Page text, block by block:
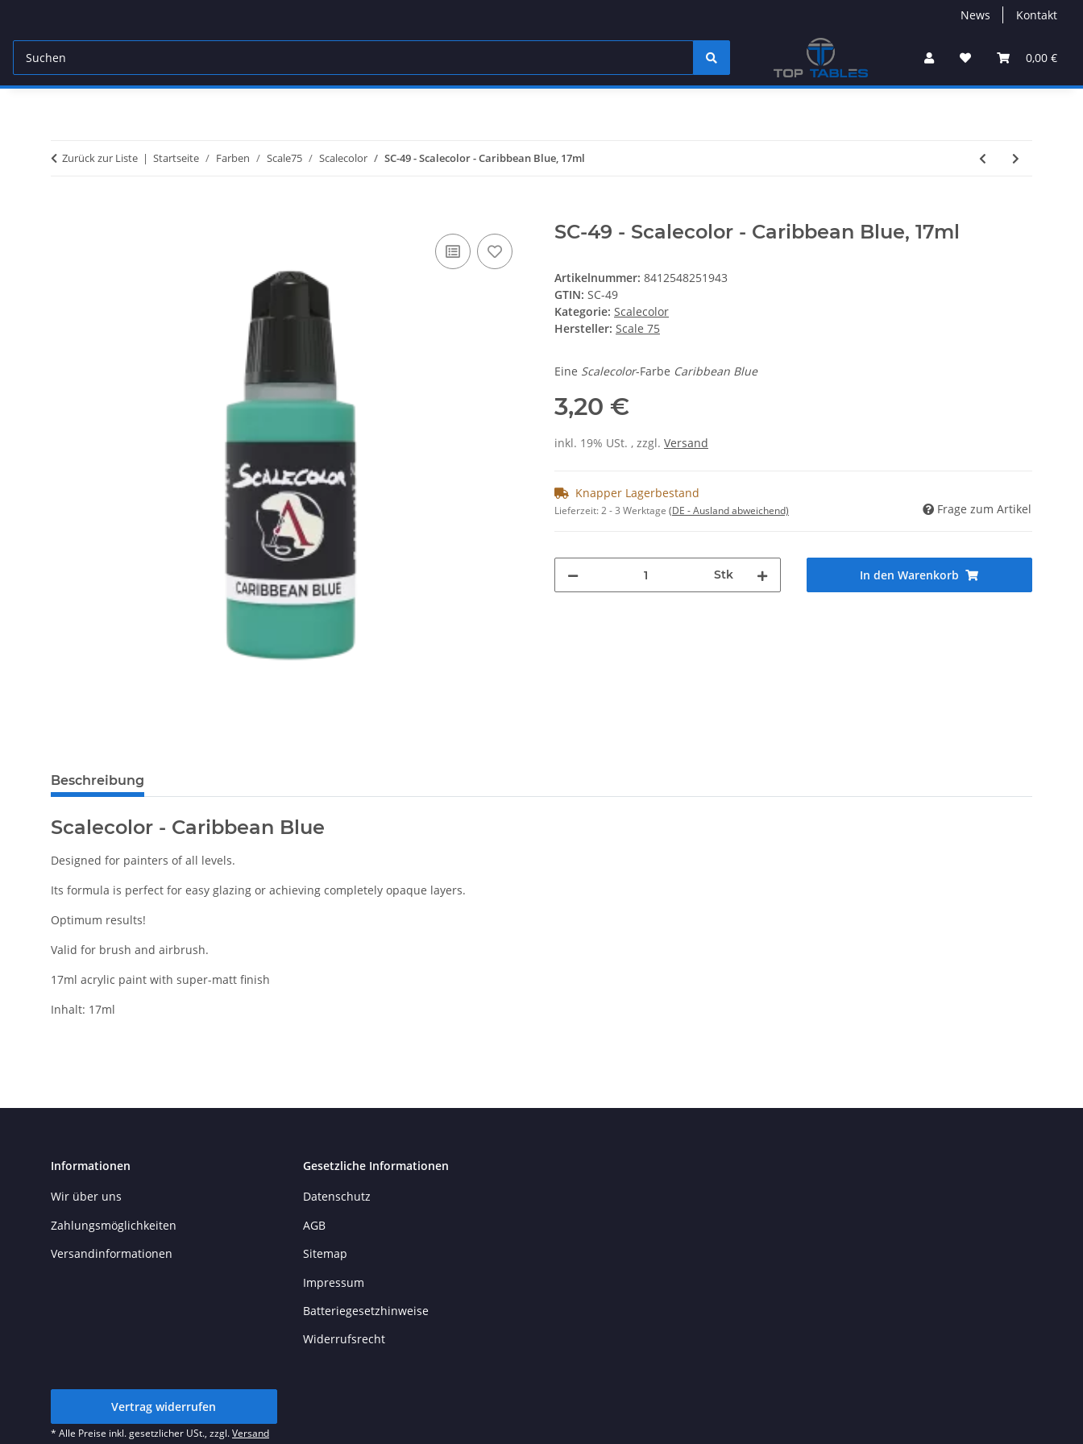
News Kontakt
0,00 €
Zurück zur Liste Startseite Farben Scale75 Scalecolor SC-49 - Scalecolor - Caribbean Blue, 17ml
SC-49 - Scalecolor - Caribbean Blue, 17ml
Artikelnummer: 8412548251943
GTIN: SC-49
Kategorie: Scalecolor
Hersteller: Scale 75
Eine Scalecolor-Farbe Caribbean Blue
3,20 €
inkl. 19% USt. , zzgl. Versand
Knapper Lagerbestand
Lieferzeit:2 - 3 Werktage (DE - Ausland abweichend) Frage zum Artikel
Stk In den Warenkorb
Beschreibung
Scalecolor - Caribbean Blue
Designed for painters of all levels.
Its formula is perfect for easy glazing or achieving completely opaque layers.
Optimum results!
Valid for brush and airbrush.
17ml acrylic paint with super-matt finish
Inhalt: 17ml
Informationen
Wir über uns
Zahlungsmöglichkeiten
Versandinformationen
Gesetzliche Informationen
Datenschutz
AGB
Sitemap
Impressum
Batteriegesetzhinweise
Widerrufsrecht
Vertrag widerrufen
* Alle Preise inkl. gesetzlicher USt., zzgl.Versand